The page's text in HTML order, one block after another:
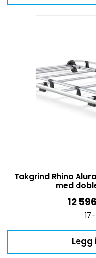
Takgrind Rhino
med
12 596
Legg